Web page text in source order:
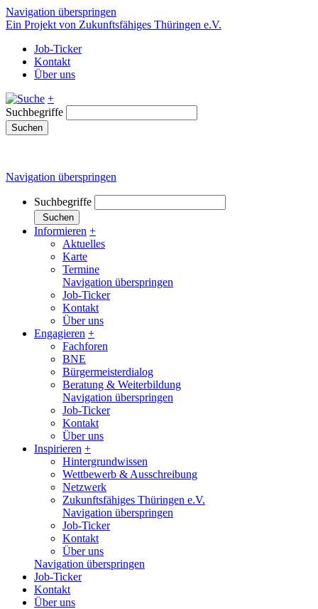
Navigation überspringen
Ein Projekt von Zukunftsfähiges Thüringen e.V.
Job-Ticker
Kontakt
Über uns
+
Suchbegriffe
Suchen
Navigation überspringen
Suchbegriffe
Suchen
Informieren +
Aktuelles
Karte
Termine
Navigation überspringen
Job-Ticker
Kontakt
Über uns
Engagieren +
Fachforen
BNE
Bürgermeisterdialog
Beratung & Weiterbildung
Navigation überspringen
Job-Ticker
Kontakt
Über uns
Inspirieren +
Hintergrundwissen
Wettbewerb & Ausschreibung
Netzwerk
Zukunftsfähiges Thüringen e.V.
Navigation überspringen
Job-Ticker
Kontakt
Über uns
Navigation überspringen
Job-Ticker
Kontakt
Über uns